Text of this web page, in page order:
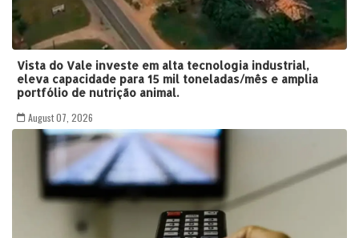
Vista do Vale investe em alta tecnologia industrial,
eleva capacidade para 15 mil toneladas/mês e amplia
portfólio de nutrição animal.
August 07, 2026